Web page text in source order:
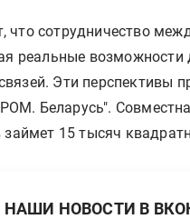
сотрудничество
реальные возможности
Эти перспективы
Беларусь".
15 тысяч
НОВОСТИ В